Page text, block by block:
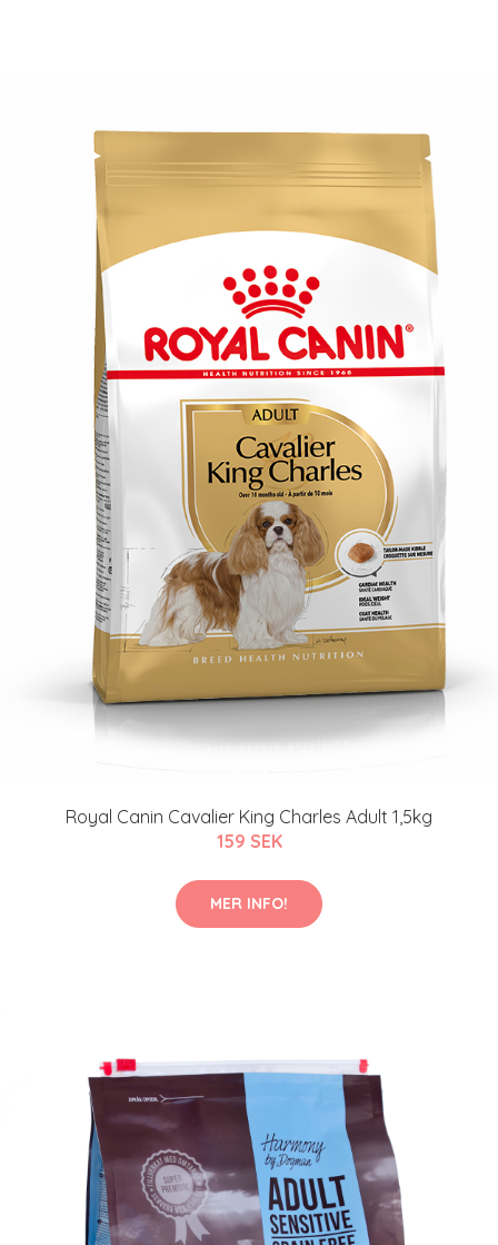
Royal Canin Cavalier King Charles Adult 1,5kg
159 SEK
MER INFO!